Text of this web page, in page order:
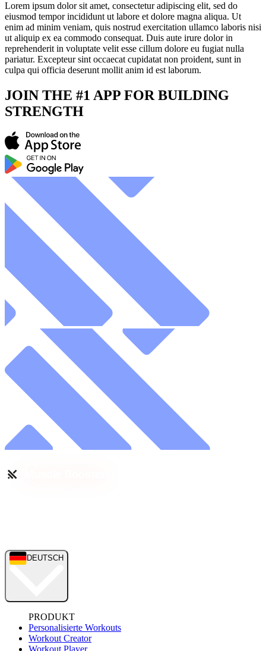
Lorem ipsum dolor sit amet, consectetur adipiscing elit, sed do
eiusmod tempor incididunt ut labore et dolore magna aliqua. Ut
enim ad minim veniam, quis nostrud exercitation ullamco laboris nisi
ut aliquip ex ea commodo consequat. Duis aute irure dolor in
reprehenderit in voluptate velit esse cillum dolore eu fugiat nulla
pariatur. Excepteur sint occaecat cupidatat non proident, sunt in
culpa qui officia deserunt mollit anim id est laborum.
JOIN THE #1 APP FOR BUILDING
STRENGTH
DEUTSCH
PRODUKT
Personalisierte Workouts
Workout Creator